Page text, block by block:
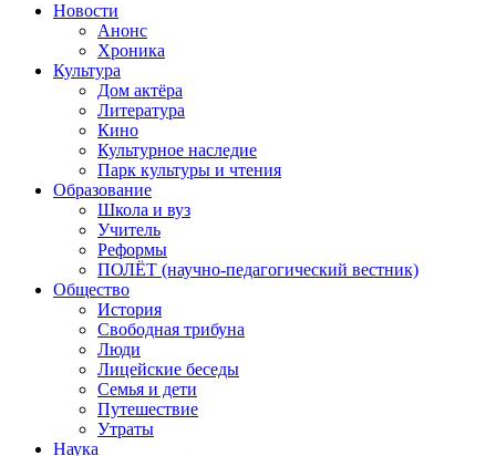
Новости
Анонс
Хроника
Культура
Дом актёра
Литература
Кино
Культурное наследие
Парк культуры и чтения
Образование
Школа и вуз
Учитель
Реформы
ПОЛЁТ (научно-педагогический вестник)
Общество
История
Свободная трибуна
Люди
Лицейские беседы
Семья и дети
Путешествие
Утраты
Наука